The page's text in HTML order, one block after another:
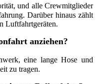
und alle Crewmitglieder
Darüber hinaus zählt
Luftfahrtgeräten.
anziehen?
eine lange Hose und
zu tragen.